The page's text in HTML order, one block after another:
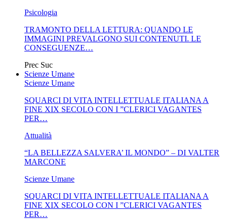
Psicologia
TRAMONTO DELLA LETTURA: QUANDO LE
IMMAGINI PREVALGONO SUI CONTENUTI. LE
CONSEGUENZE…
Prec Suc
Scienze Umane
Scienze Umane
SQUARCI DI VITA INTELLETTUALE ITALIANA A
FINE XIX SECOLO CON I ”CLERICI VAGANTES
PER…
Attualità
“LA BELLEZZA SALVERA’ IL MONDO” – DI VALTER
MARCONE
Scienze Umane
SQUARCI DI VITA INTELLETTUALE ITALIANA A
FINE XIX SECOLO CON I ”CLERICI VAGANTES
PER…